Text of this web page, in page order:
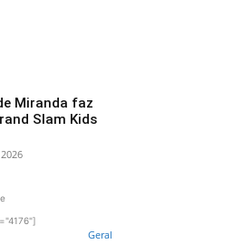
Miranda faz
Slam Kids
Geral